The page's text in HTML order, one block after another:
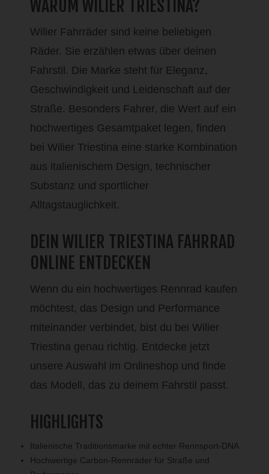
WARUM WILIER TRIESTINA?
Wilier Fahrräder sind keine beliebigen
Räder. Sie erzählen etwas über deinen
Fahrstil. Die Marke steht für Eleganz,
Geschwindigkeit und Leidenschaft auf der
Straße. Besonders Fahrer, die Wert auf ein
hochwertiges Gesamtpaket legen, finden
bei Wilier Triestina eine starke Kombination
aus italienischem Design, technischer
Substanz und sportlicher
Alltagstauglichkeit.
DEIN WILIER TRIESTINA FAHRRAD
ONLINE ENTDECKEN
Wenn du ein hochwertiges Rennrad kaufen
möchtest, das Design und Performance
miteinander verbindet, bist du bei Wilier
Triestina genau richtig. Entdecke jetzt
unsere Auswahl im Onlineshop und finde
das Modell, das zu deinem Fahrstil passt.
HIGHLIGHTS
Italienische Traditionsmarke mit echter Rennsport-DNA
Hochwertige Carbon-Rennräder für Straße und